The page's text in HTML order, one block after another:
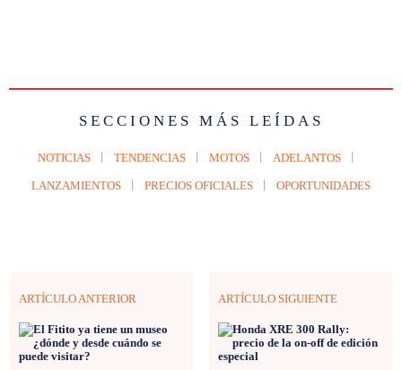
SECCIONES MÁS LEÍDAS
NOTICIAS TENDENCIAS MOTOS ADELANTOS
LANZAMIENTOS PRECIOS OFICIALES OPORTUNIDADES
ARTÍCULO ANTERIOR ARTÍCULO SIGUIENTE